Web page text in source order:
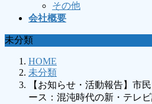
その他
会社概要
未分類
HOME
未分類
【お知らせ・活動報告】市
ース：混沌時代の新・テレ